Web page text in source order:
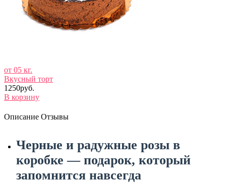
от 05 кг.
Вкусный торт
1250руб.
В корзину
Описание Отзывы
Черные и радужные розы в
коробке — подарок, который
запомнится навсегда